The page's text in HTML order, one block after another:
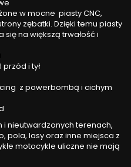
w mocne piasty CNC,
zębatki. Dzięki temu piasty
się na większą trwałość i
i tył
z powerbombą i cichym
i nieutwardzonych terenach,
pola, lasy oraz inne miejsca z
motocykle uliczne nie mają